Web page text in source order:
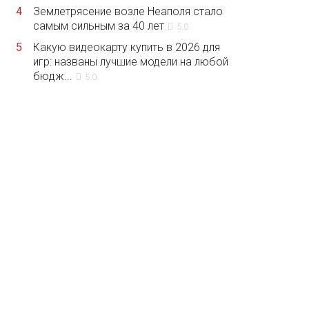
4
Землетрясение возле Неаполя стало
самым сильным за 40 лет
5.0
5
Какую видеокарту купить в 2026 для
игр: названы лучшие модели на любой
бюдж...
5.0